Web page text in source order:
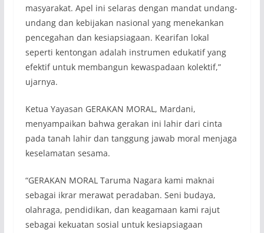
masyarakat. Apel ini selaras dengan mandat undang-
undang dan kebijakan nasional yang menekankan
pencegahan dan kesiapsiagaan. Kearifan lokal
seperti kentongan adalah instrumen edukatif yang
efektif untuk membangun kewaspadaan kolektif,”
ujarnya.
Ketua Yayasan GERAKAN MORAL, Mardani,
menyampaikan bahwa gerakan ini lahir dari cinta
pada tanah lahir dan tanggung jawab moral menjaga
keselamatan sesama.
“GERAKAN MORAL Taruma Nagara kami maknai
sebagai ikrar merawat peradaban. Seni budaya,
olahraga, pendidikan, dan keagamaan kami rajut
sebagai kekuatan sosial untuk kesiapsiagaan